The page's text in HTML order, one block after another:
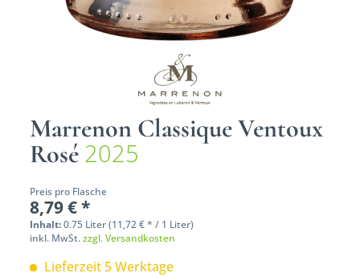
Marrenon Classique Ventoux
Rosé 2025
Preis pro Flasche
8,79 € *
Inhalt:0.75 Liter (11,72 € * / 1 Liter)
inkl. MwSt.zzgl. Versandkosten
Lieferzeit 5 Werktage